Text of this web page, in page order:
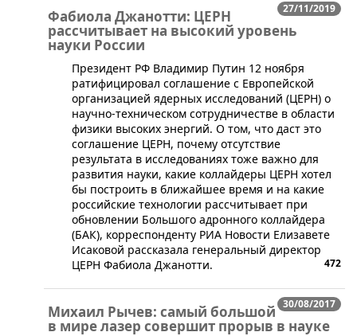
27/11/2019
Фабиола Джанотти: ЦЕРН
рассчитывает на высокий уровень
науки России
Президент РФ Владимир Путин 12 ноября
ратифицировал соглашение с Европейской
организацией ядерных исследований (ЦЕРН) о
научно-техническом сотрудничестве в области
физики высоких энергий. О том, что даст это
соглашение ЦЕРН, почему отсутствие
результата в исследованиях тоже важно для
развития науки, какие коллайдеры ЦЕРН хотел
бы построить в ближайшее время и на какие
российские технологии рассчитывает при
обновлении Большого адронного коллайдера
(БАК), корреспонденту РИА Новости Елизавете
Исаковой рассказала генеральный директор
ЦЕРН Фабиола Джанотти.
472
30/08/2017
Михаил Рычев: самый большой
в мире лазер совершит прорыв в науке